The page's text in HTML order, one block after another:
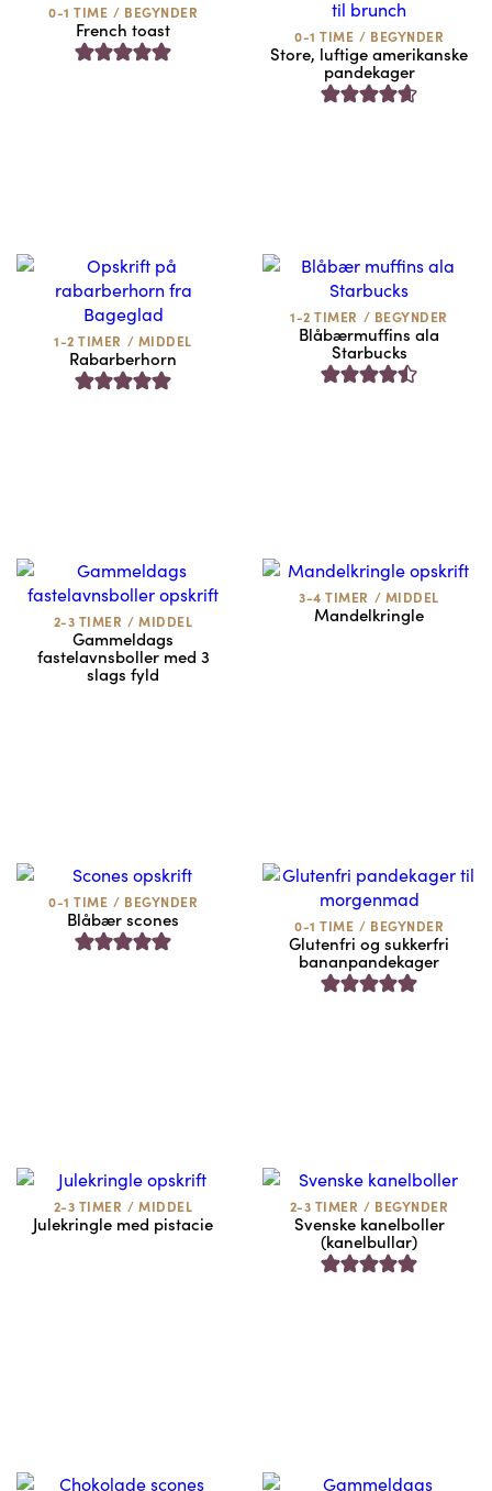
0-1 TIME / BEGYNDER
French toast 0-1 TIME / BEGYNDER
Store, luftige amerikanske
pandekager
1-2 TIMER / MIDDEL
Rabarberhorn
1-2 TIMER / BEGYNDER
Blåbærmuffins ala
Starbucks
2-3 TIMER /MIDDEL
Gammeldags
fastelavnsboller med 3
slags fyld
3-4 TIMER / MIDDEL
Mandelkringle
0-1 TIME / BEGYNDER
Blåbær scones 0-1 TIME / BEGYNDER
Glutenfri og sukkerfri
bananpandekager
2-3 TIMER /MIDDEL
Julekringle med pistacie
2-3 TIMER / BEGYNDER
Svenske kanelboller
(kanelbullar)